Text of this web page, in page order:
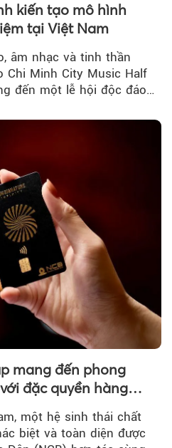
kiến tạo mô hình
tại Việt Nam
âm nhạc và tinh thần
Chi Minh City Music Half
đến một lễ hội độc đáo
mang đến phong
đặc quyền hàng
một hệ sinh thái chất
biệt và toàn diện được